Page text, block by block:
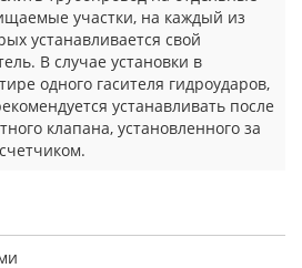
участки, на каждый из
устанавливается свой
В случае установки в
одного гасителя гидроударов,
устанавливать после
клапана, установленного за